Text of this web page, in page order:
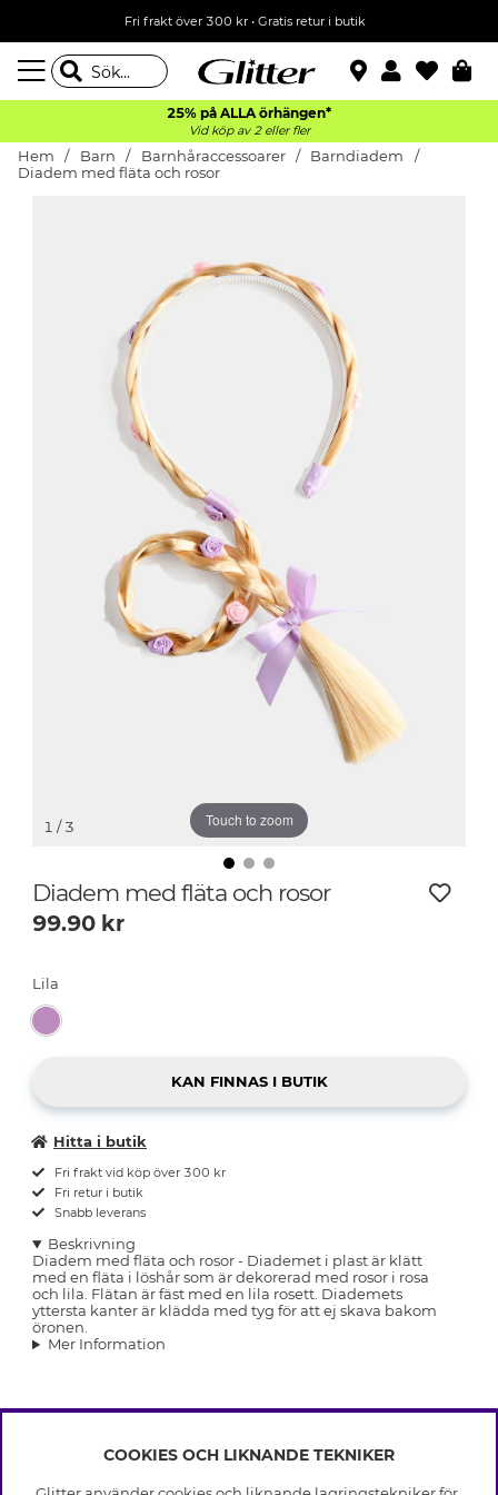
Fri frakt över 300 kr• Gratis retur i butik
25% på ALLA örhängen*
Vid köp av 2 eller fler
Hem Barn Barnhåraccessoarer
Barndiadem
Diadem med fläta och rosor
Touch to zoom
1 / 3
Diadem med fläta och rosor
99.90 kr
Lila
Hitta i butik
Fri frakt vid köp över 300 kr
Fri retur i butik
Snabb leverans
Beskrivning
Diadem med fläta och rosor - Diademet i plast är klätt
med en fläta i löshår som är dekorerad med rosor i rosa
och lila. Flätan är fäst med en lila rosett. Diademets
yttersta kanter är klädda med tyg för att ej skava bakom
öronen.
Mer Information
INFO
COOKIES OCH LIKNANDE TEKNIKER